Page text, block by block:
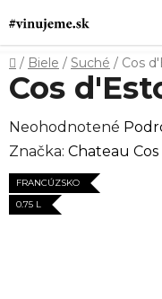
na
obsah
Domov
/ Biele / Suché / Cos
Cos
Priemerné
hodnotenie
produktu
je
Neohodnotené
Značka: Chateau
FRANCÚZSKO
0.75 L